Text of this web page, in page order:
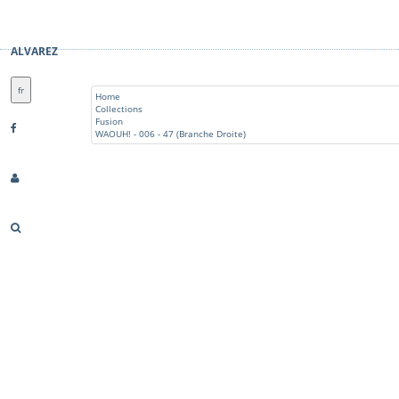
ALVAREZ
fr
Home
Collections
Fusion
WAOUH! - 006 - 47 (Branche Droite)